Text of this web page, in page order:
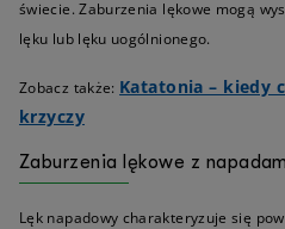
świecie. Zaburzenia lękowe mogą
lęku lub lęku uogólnionego.
Zobacz także: Katatonia – kiedy
krzyczy
Zaburzenia lękowe z
Lęk napadowy charakteryzuje się